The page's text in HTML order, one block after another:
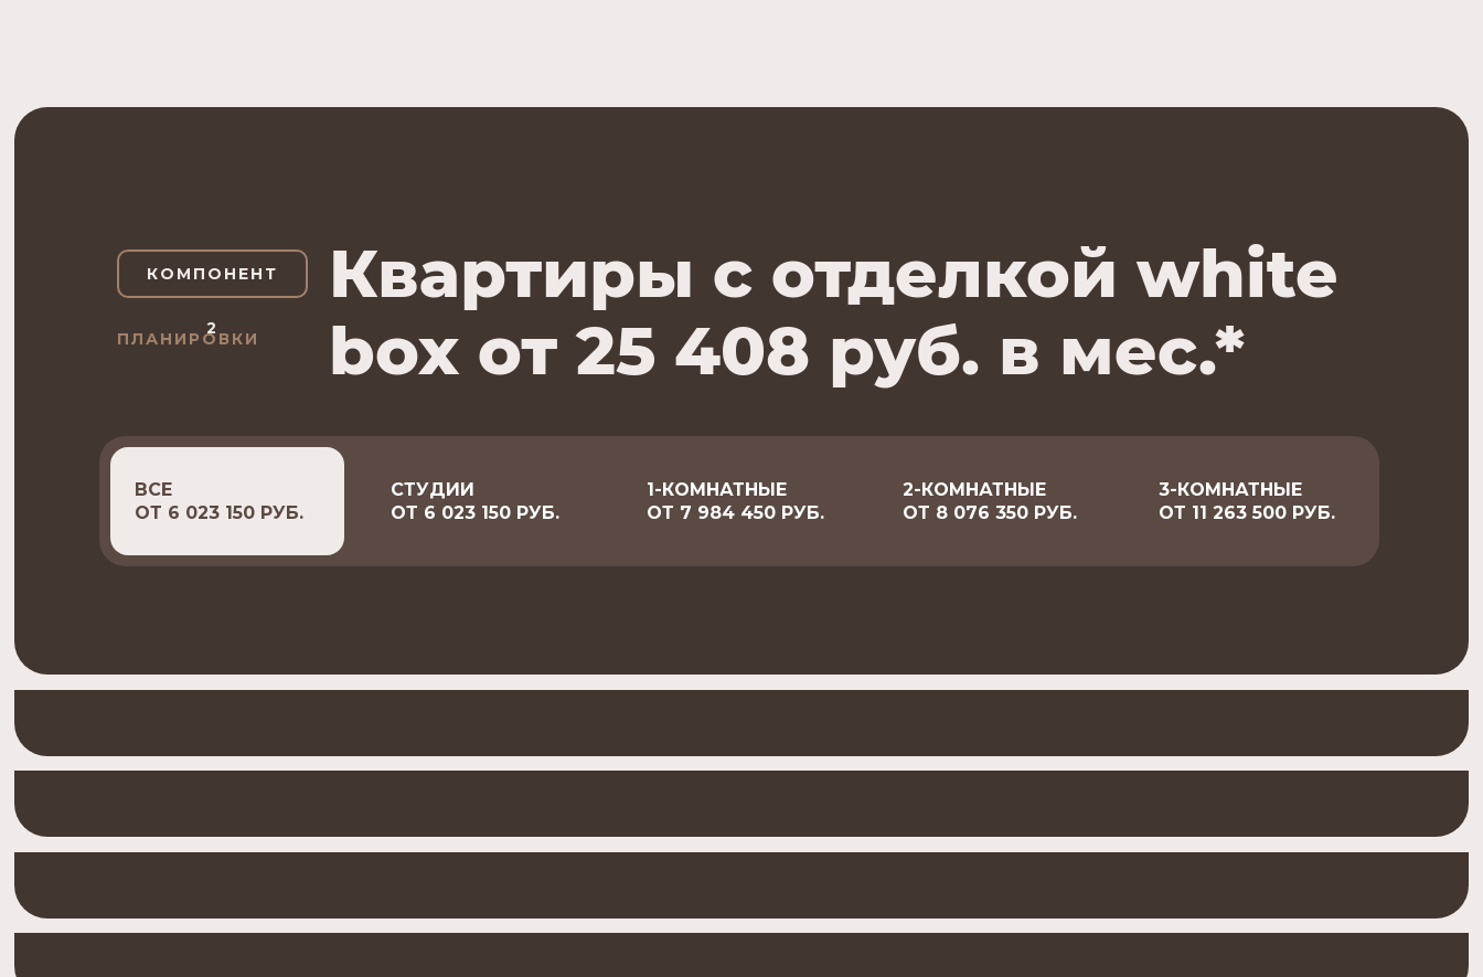
Квартиры с отделкой white
box от 25 408 руб. в мес.*
ПЛАНИРОВКИ
КОМПОНЕНТ
2
ВСЕ
ОТ 6 023 150 РУБ.
СТУДИИ
ОТ 6 023 150 РУБ.
1-КОМНАТНЫЕ
ОТ 7 984 450 РУБ.
2-КОМНАТНЫЕ
ОТ 8 076 350 РУБ.
3-КОМНАТНЫЕ
ОТ 11 263 500 РУБ.